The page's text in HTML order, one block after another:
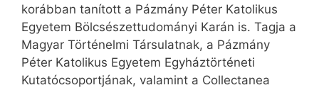
korábban tanított a Pázmány Péter Katolikus
Egyetem Bölcsészettudományi Karán is. Tagja a
Magyar Történelmi Társulatnak, a Pázmány
Péter Katolikus Egyetem Egyháztörténeti
Kutatócsoportjának, valamint a Collectanea